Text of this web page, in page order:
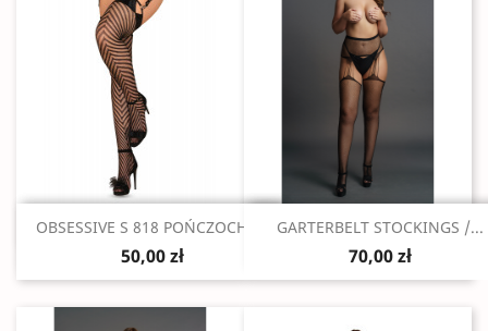
Szybki podgląd
OBSESSIVE S 818 POŃCZOCHY...
50,00 zł
Szybki podgląd
GARTERBELT STOCKINGS /...
70,00 zł